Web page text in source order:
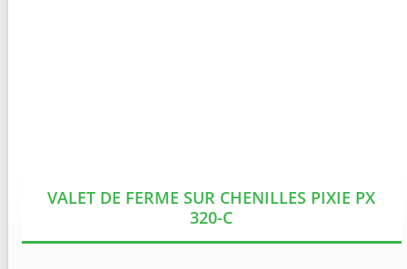
VALET DE FERME SUR CHENILLES PIXIE PX
320-C